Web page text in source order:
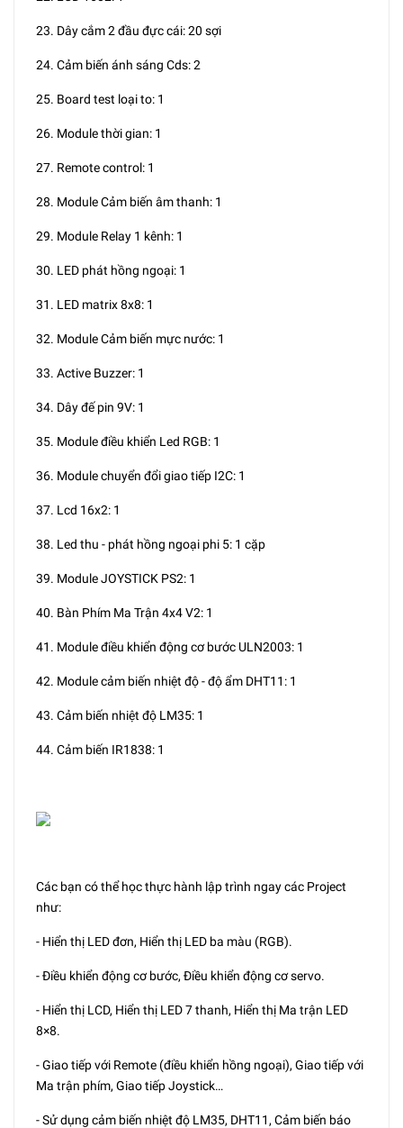
23. Dây cắm 2 đầu đực cái: 20 sợi
24. Cảm biến ánh sáng Cds: 2
25. Board test loại to: 1
26. Module thời gian: 1
27. Remote control: 1
28. Module Cảm biến âm thanh: 1
29. Module Relay 1 kênh: 1
30. LED phát hồng ngoại: 1
31. LED matrix 8x8: 1
32. Module Cảm biến mực nước: 1
33. Active Buzzer: 1
34. Dây đế pin 9V: 1
35. Module điều khiển Led RGB: 1
36. Module chuyển đổi giao tiếp I2C: 1
37. Lcd 16x2: 1
38. Led thu - phát hồng ngoại phi 5: 1 cặp
39. Module JOYSTICK PS2: 1
40. Bàn Phím Ma Trận 4x4 V2: 1
41. Module điều khiển động cơ bước ULN2003: 1
42. Module cảm biến nhiệt độ - độ ẩm DHT11: 1
43. Cảm biến nhiệt độ LM35: 1
44. Cảm biến IR1838: 1
Các bạn có thể học thực hành lập trình ngay các Project
như:
- Hiển thị LED đơn, Hiển thị LED ba màu (RGB).
- Điều khiển động cơ bước, Điều khiển động cơ servo.
- Hiển thị LCD, Hiển thị LED 7 thanh, Hiển thị Ma trận LED
8×8.
- Giao tiếp với Remote (điều khiển hồng ngoại), Giao tiếp với
Ma trận phím, Giao tiếp Joystick…
- Sử dụng cảm biến nhiệt độ LM35, DHT11, Cảm biến báo